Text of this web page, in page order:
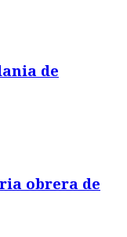
de
obrera de